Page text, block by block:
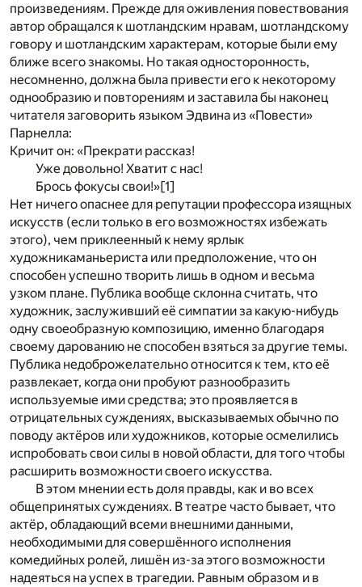
произведениям. Прежде для оживления повествования
автор обращался к шотландским нравам, шотландскому
говору и шотландским характерам, которые были ему
ближе всего знакомы. Но такая односторонность,
несомненно, должна была привести его к некоторому
однообразию и повторениям и заставила бы наконец
читателя заговорить языком Эдвина из «Повести»
Парнелла:
Кричит он: «Прекрати рассказ!
Уже довольно! Хватит с нас!
Брось фокусы свои!»[1]
Нет ничего опаснее для репутации профессора изящных
искусств (если только в его возможностях избежать
этого), чем приклеенный к нему ярлык
художникаманьериста или предположение, что он
способен успешно творить лишь в одном и весьма
узком плане. Публика вообще склонна считать, что
художник, заслуживший её симпатии за какую-нибудь
одну своеобразную композицию, именно благодаря
своему дарованию не способен взяться за другие темы.
Публика недоброжелательно относится к тем, кто её
развлекает, когда они пробуют разнообразить
используемые ими средства; это проявляется в
отрицательных суждениях, высказываемых обычно по
поводу актёров или художников, которые осмелились
испробовать свои силы в новой области, для того чтобы
расширить возможности своего искусства.
В этом мнении есть доля правды, как и во всех
общепринятых суждениях. В театре часто бывает, что
актёр, обладающий всеми внешними данными,
необходимыми для совершённого исполнения
комедийных ролей, лишён из-за этого возможности
надеяться на успех в трагедии. Равным образом и в